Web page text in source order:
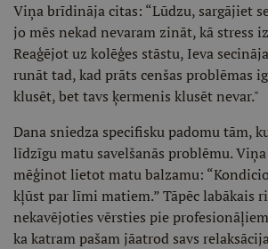
Viņa brīdināja citas: “Lūdzu, sargājiet
jo mēs nekad nevaram zināt, kā stress
Reaģējot uz kolēģes stāstu, Ieva
runāt tad, kad prāts cenšas problēmas
klusēt, bet tavs ķermenis klusēt nevar."
Dana sniedza specifisku padomu tām,
līdzīgu matu savelšanās problēmu.
mēģinot lietot matu balzamu:
kļūst par līmi matiem.” Tāpēc labākais
nekavējoties vērsties pie
ka katram pašam jāatrod savs